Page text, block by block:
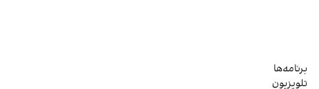
برنامه‌ها
تلویزیون